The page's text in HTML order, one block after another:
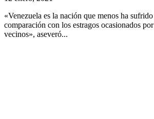
«Venezuela es la nación que menos ha
comparación con los estragos ocasionados
vecinos», aseveró...